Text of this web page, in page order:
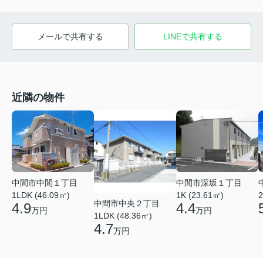
メールで共有する LINEで共有する
近隣の物件
中間市中間１丁目
1LDK (46.09㎡)
4.9万円
中間市中央２丁目
1LDK (48.36㎡)
4.7万円
中間市深坂１丁目
1K (23.61㎡)
4.4万円